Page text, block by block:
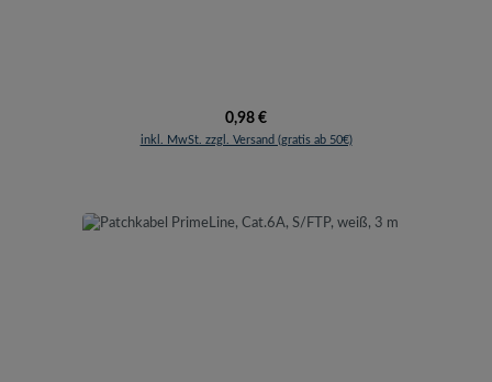
Regulärer Preis:
0,98 €
inkl. MwSt. zzgl. Versand (gratis ab 50€)